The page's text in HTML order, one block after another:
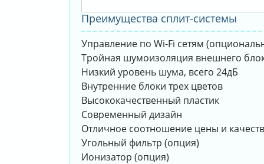
Преимущества сплит-системы
Управление по Wi-Fi сетям
Тройная шумоизоляция внешнего
Низкий уровень шума, всего 24дБ
Внутренние блоки трех цветов
Высококачественный пластик
Современный дизайн
Отличное соотношение цены и
Угольный фильтр (опция)
Ионизатор (опция)